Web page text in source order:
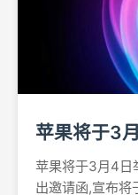
苹果将于3
苹果将于3月4日
出邀请函,宣布